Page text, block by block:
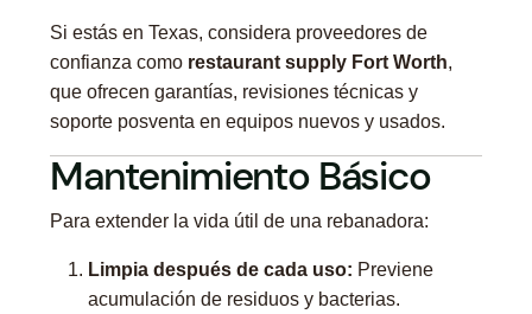
Si estás en Texas, considera proveedores de
confianza como restaurant supply Fort Worth,
que ofrecen garantías, revisiones técnicas y
soporte posventa en equipos nuevos y usados.
Mantenimiento Básico
Para extender la vida útil de una rebanadora:
Limpia después de cada uso: Previene
acumulación de residuos y bacterias.